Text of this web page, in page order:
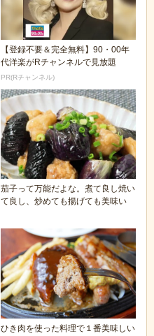
【登録不要＆完全無料】90・00年
代洋楽がRチャンネルで見放題
PR(Rチャンネル)
茄子って万能だよな。煮て良し焼い
て良し、炒めても揚げても美味い
ひき肉を使った料理で１番美味しい